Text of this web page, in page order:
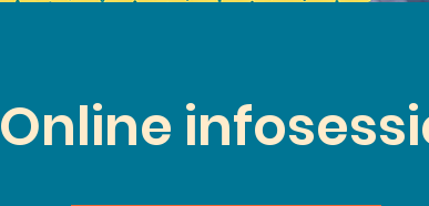
Online